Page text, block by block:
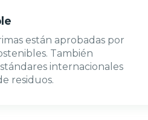
están aprobadas por
También
internacionales
residuos.